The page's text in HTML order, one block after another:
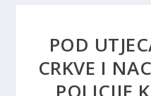
POD
CRKVE I